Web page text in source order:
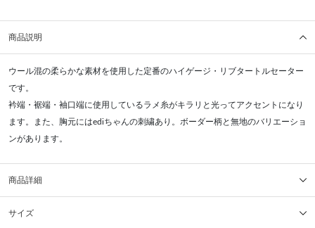
商品説明
ウール混の柔らかな素材を使用した定番のハイゲージ・リブタートルセーター
です。
衿端・裾端・袖口端に使用しているラメ糸がキラリと光ってアクセントになり
ます。また、胸元にはediちゃんの刺繍あり。ボーダー柄と無地のバリエーショ
ンがあります。
商品詳細
サイズ